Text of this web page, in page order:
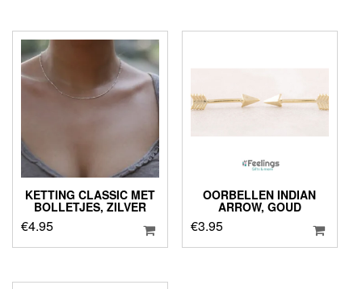
€3.95.€2.50.
KETTING CLASSIC MET
BOLLETJES, ZILVER
€4.95
OORBELLEN INDIAN
ARROW, GOUD
€3.95